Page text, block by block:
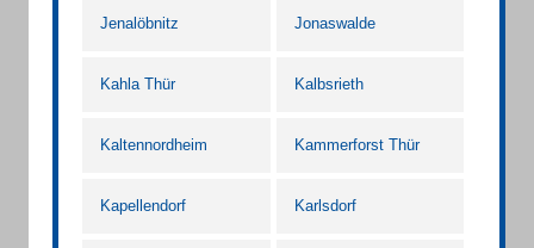
Jenalöbnitz Jonaswalde
Kahla Thür Kalbsrieth
Kaltennordheim Kammerforst Thür
Kapellendorf Karlsdorf